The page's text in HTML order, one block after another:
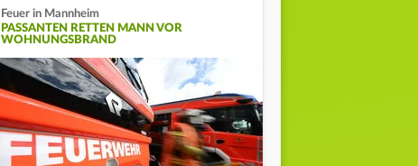
Feuer in Mannheim
PASSANTEN RETTEN MANN VOR
WOHNUNGSBRAND